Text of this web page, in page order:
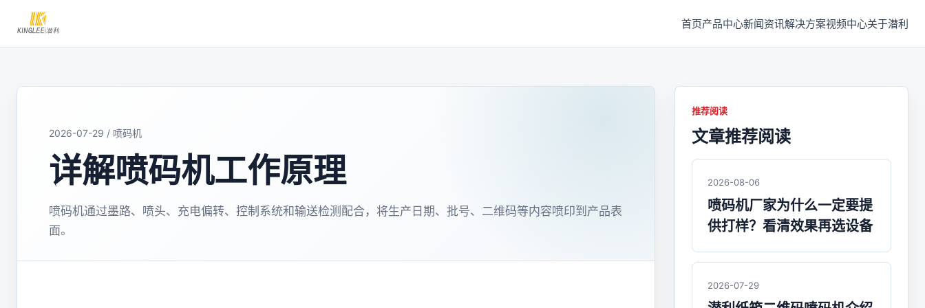
首页产品中心新闻资讯解决方案视频中心关于潜利
2026-07-29 / 喷码机
详解喷码机工作原理
喷码机通过墨路、喷头、充电偏转、控制系统和输送检测配合，将生产日期、批号、二维码等内容喷印到产品表
面。
推荐阅读
文章推荐阅读
2026-08-06
喷码机厂家为什么一定要提
供打样？看清效果再选设备
2026-07-29